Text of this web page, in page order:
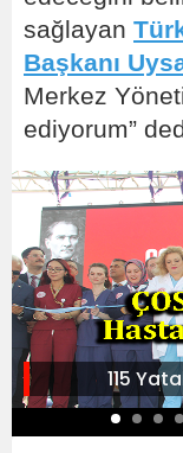
sağlayan
Başkanı
Merkez
ediyorum”
115